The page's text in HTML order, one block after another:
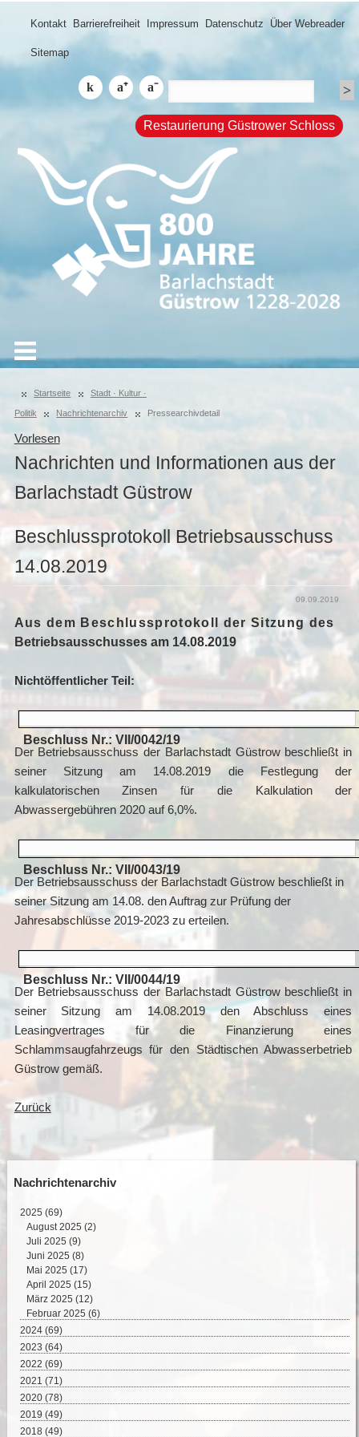
Kontakt Barrierefreiheit Impressum Datenschutz Über Webreader
Sitemap
Restaurierung Güstrower Schloss
Startseite Stadt · Kultur ·
Politik Nachrichtenarchiv Pressearchivdetail
Vorlesen
Nachrichten und Informationen aus der
Barlachstadt Güstrow
Beschlussprotokoll Betriebsausschuss
14.08.2019
09.09.2019
Aus dem Beschlussprotokoll der Sitzung des
Betriebsausschusses am 14.08.2019
Nichtöffentlicher Teil:
Beschluss Nr.: VII/0042/19
Der Betriebsausschuss der Barlachstadt Güstrow beschließt in
seiner Sitzung am 14.08.2019 die Festlegung der
kalkulatorischen Zinsen für die Kalkulation der
Abwassergebühren 2020 auf 6,0%.
Beschluss Nr.: VII/0043/19
Der Betriebsausschuss der Barlachstadt Güstrow beschließt in
seiner Sitzung am 14.08. den Auftrag zur Prüfung der
Jahresabschlüsse 2019-2023 zu erteilen.
Beschluss Nr.: VII/0044/19
Der Betriebsausschuss der Barlachstadt Güstrow beschließt in
seiner Sitzung am 14.08.2019 den Abschluss eines
Leasingvertrages für die Finanzierung eines
Schlammsaugfahrzeugs für den Städtischen Abwasserbetrieb
Güstrow gemäß.
Zurück
Nachrichtenarchiv
2025 (69)
August 2025 (2)
Juli 2025 (9)
Juni 2025 (8)
Mai 2025 (17)
April 2025 (15)
März 2025 (12)
Februar 2025 (6)
2024 (69)
Dezember 2024 (2)
November 2024 (11)
Oktober 2024 (7)
September 2024 (4)
August 2024 (4)
Juli 2024 (4)
Juni 2024 (5)
2023 (64)
Dezember 2023 (2)
November 2023 (8)
Oktober 2023 (4)
September 2023 (4)
August 2023 (6)
Juli 2023 (5)
2022 (69)
Dezember 2022 (8)
November 2022 (4)
Oktober 2022 (10)
September 2022 (5)
2021 (71)
Dezember 2021 (8)
November 2021 (7)
Oktober 2021 (5)
2020 (78)
Dezember 2020 (7)
November 2020 (9)
2019 (49)
Dezember 2019 (5)
2018 (49)